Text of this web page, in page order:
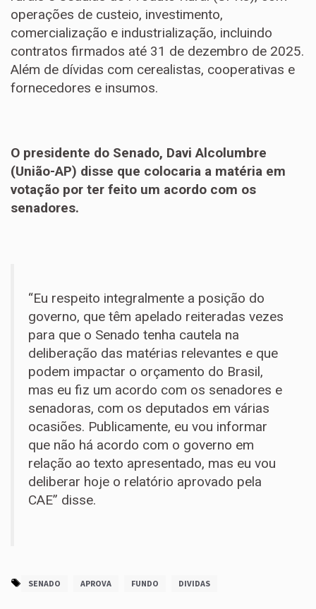
operações de custeio, investimento,
comercialização e industrialização, incluindo
contratos firmados até 31 de dezembro de 2025.
Além de dívidas com cerealistas, cooperativas e
fornecedores e insumos.
O presidente do Senado, Davi Alcolumbre
(União-AP) disse que colocaria a matéria em
votação por ter feito um acordo com os
senadores.
“Eu respeito integralmente a posição do
governo, que têm apelado reiteradas vezes
para que o Senado tenha cautela na
deliberação das matérias relevantes e que
podem impactar o orçamento do Brasil,
mas eu fiz um acordo com os senadores e
senadoras, com os deputados em várias
ocasiões. Publicamente, eu vou informar
que não há acordo com o governo em
relação ao texto apresentado, mas eu vou
deliberar hoje o relatório aprovado pela
CAE” disse.
SENADO APROVA FUNDO DIVIDAS